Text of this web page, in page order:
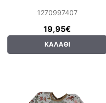
1270997407
19,95€
ΚΑΛΆΘΙ